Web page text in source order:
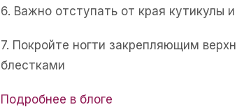
6. Важно отступать от края кутикулы
7. Покройте ногти закрепляющим
блестками
Подробнее в блоге